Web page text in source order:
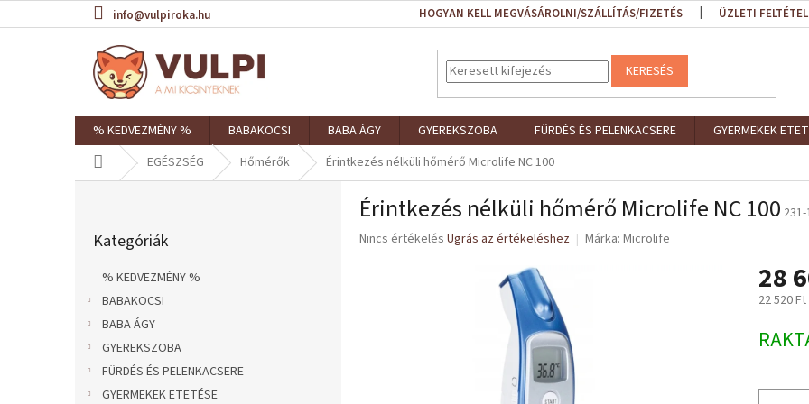
a
info@vulpiroka.hu HOGYAN KELL MEGVÁSÁROLNI/SZÁLLÍTÁS/FIZETÉS ÜZLETI
KERESÉS
% KEDVEZMÉNY % BABAKOCSI BABA ÁGY GYEREKSZOBA FÜRDÉS ÉS PELENKACSERE GYERMEKEK
KezdőlapEGÉSZSÉG Hőmérők Érintkezés nélküli hőmérő Microlife NC 100
átugrása
Kategóriák
% KEDVEZMÉNY %
BABAKOCSI
BABA ÁGY
GYEREKSZOBA
FÜRDÉS ÉS PELENKACSERE
GYERMEKEK ETETÉSE
Érintkezés nélküli hőmérő Microlife NC 100
A
Nincs értékelés Ugrás az értékeléshez Márka: Microlife
28
22 520